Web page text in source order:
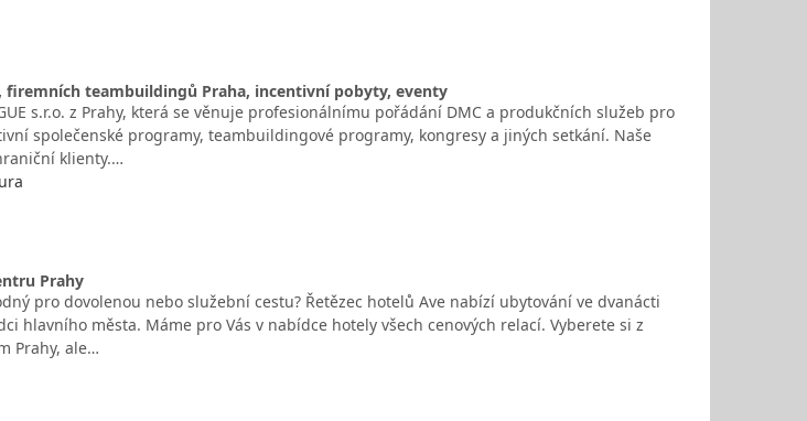
firemních teambuildingů Praha, incentivní pobyty, eventy
s.r.o. z Prahy, která se věnuje profesionálnímu pořádání DMC a produkčních služeb pro
společenské programy, teambuildingové programy, kongresy a jiných setkání. Naše
klienty.…
Prahy
pro dovolenou nebo služební cestu? Řetězec hotelů Ave nabízí ubytování ve dvanácti
hlavního města. Máme pro Vás v nabídce hotely všech cenových relací. Vyberete si z
Prahy, ale…